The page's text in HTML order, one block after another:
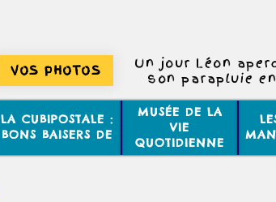
VOS PHOTOS
Un jour Léon
son parapluie
LA CUBIPOSTALE :
BONS BAISERS DE
MUSÉE DE LA
VIE
QUOTIDIENNE